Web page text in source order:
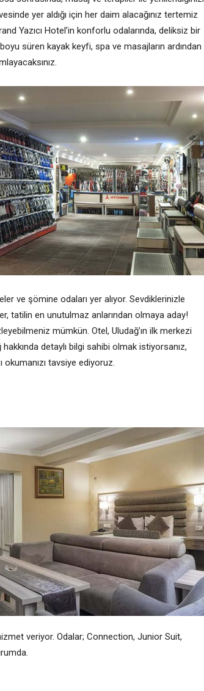
yer aldığı için her daim alacağınız tertemiz
Yazıcı Hotel’in konforlu odalarında, deliksiz bir
süren kayak keyfi, spa ve masajların ardından
ve şömine odaları yer alıyor. Sevdiklerinizle
tatilin en unutulmaz anlarından olmaya aday!
mümkün. Otel, Uludağ’ın ilk merkezi
detaylı bilgi sahibi olmak istiyorsanız,
okumanızı tavsiye ediyoruz.
veriyor. Odalar; Connection, Junior Suit,